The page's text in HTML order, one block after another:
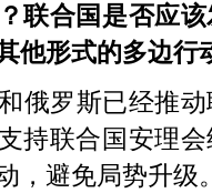
联合国是否应
他形式的多边行
俄罗斯已经推
持联合国安理
，避免局势升级